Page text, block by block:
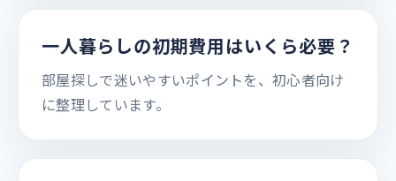
一人暮らしの初期費用はいくら必要？
部屋探しで迷いやすいポイントを、初心者向け
に整理しています。